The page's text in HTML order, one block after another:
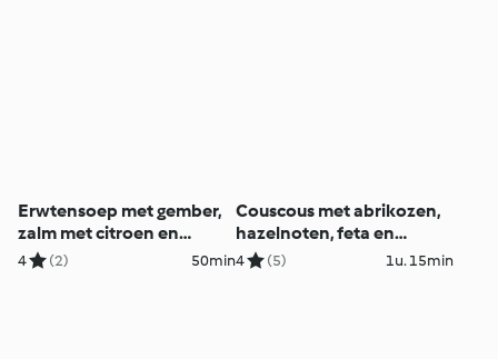
Erwtensoep met gember,
zalm met citroen en
broccoli
4 (2) 50min
Couscous met abrikozen,
hazelnoten, feta en
groentemengeling
4 (5) 1u. 15min